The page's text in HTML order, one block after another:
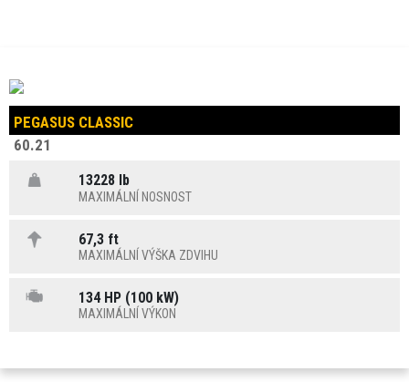
PEGASUS CLASSIC
60.21
13228 lb
MAXIMÁLNÍ NOSNOST
67,3 ft
MAXIMÁLNÍ VÝŠKA ZDVIHU
134 HP (100 kW)
MAXIMÁLNÍ VÝKON